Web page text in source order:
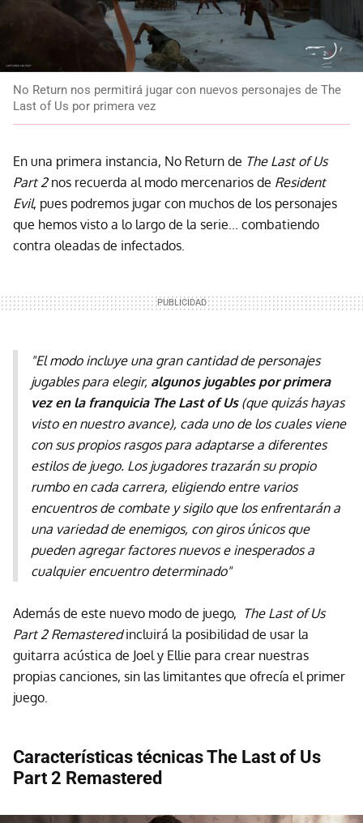
No Return nos permitirá jugar con nuevos personajes de The
Last of Us por primera vez
En una primera instancia, No Return de The Last of Us
Part 2nos recuerda al modo mercenarios de Resident
Evil, pues podremos jugar con muchos de los personajes
que hemos visto a lo largo de la serie... combatiendo
contra oleadas de infectados.
"El modo incluye una gran cantidad de personajes
jugables para elegir, algunos jugables por primera
vez en la franquicia The Last of Us(que quizás hayas
visto en nuestro avance), cada uno de los cuales viene
con sus propios rasgos para adaptarse a diferentes
estilos de juego. Los jugadores trazarán su propio
rumbo en cada carrera, eligiendo entre varios
encuentros de combate y sigilo que los enfrentarán a
una variedad de enemigos, con giros únicos que
pueden agregar factores nuevos e inesperados a
cualquier encuentro determinado"
Además de este nuevo modo de juego, The Last of Us
Part 2 Remasteredincluirá la posibilidad de usar la
guitarra acústica de Joel y Ellie para crear nuestras
propias canciones, sin las limitantes que ofrecía el primer
juego.
Características técnicas The Last of Us
Part 2 Remastered